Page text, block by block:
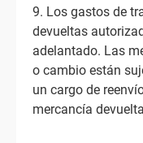
9. Los gastos de
devueltas
adelantado. Las
o cambio están
un cargo de
mercancía